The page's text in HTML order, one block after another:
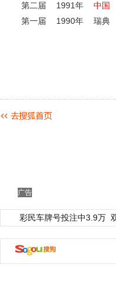
第二届
1991年 中国
第一届
1990年 瑞典
广告
彩民车牌号投注中3.9万